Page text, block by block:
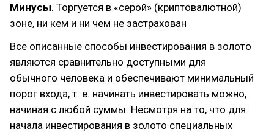
Минусы. Торгуется в «серой» (криптовалютной)
зоне, ни кем и ни чем не застрахован
Все описанные способы инвестирования в золото
являются сравнительно доступными для
обычного человека и обеспечивают минимальный
порог входа, т. е. начинать инвестировать можно,
начиная с любой суммы. Несмотря на то, что для
начала инвестирования в золото специальных